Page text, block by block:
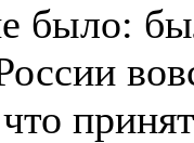
было: